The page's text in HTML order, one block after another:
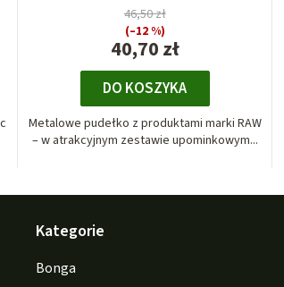
40,70 zł
46,50 zł
(–12 %)
DO KOSZYKA
Metalowe pudełko z produktami marki RAW
– w atrakcyjnym zestawie upominkowym...
Kategorie
Bonga